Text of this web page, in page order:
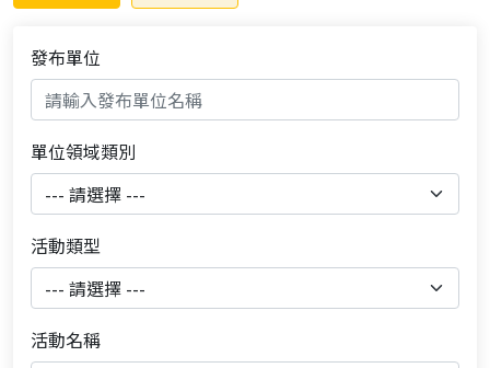
發布單位
單位領域類別
活動類型
活動名稱